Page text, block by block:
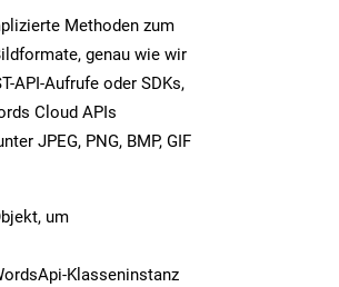
Methoden zum
genau wie wir
API-Aufrufe oder SDKs,
Cloud APIs
JPEG, PNG, BMP, GIF
um
Klasseninstanz